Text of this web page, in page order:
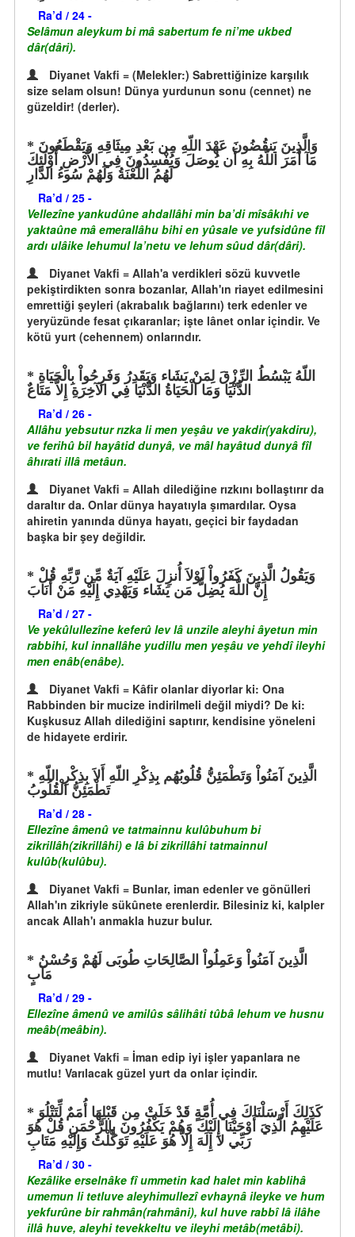
Ra’d / 24 -
Selâmun aleykum bi mâ sabertum fe ni’me ukbed
dâr(dâri).
Diyanet Vakfi = (Melekler:) Sabrettiğinize karşılık
size selam olsun! Dünya yurdunun sonu (cennet) ne
güzeldir! (derler).
مَآ أَمَرَ اللّهُ بِهِ أَن يُوصَلَ وَيُفْسِدُونَ فِي الأَرْضِ أُوْلَئِكَ
لَهُمُ اللَّعْنَةُ وَلَهُمْ سُوءُ الدَّارِ
Ra’d / 25 -
Vellezîne yankudûne ahdallâhi min ba’di mîsâkıhi ve
yaktaûne mâ emerallâhu bihi en yûsale ve yufsidûne fîl
ardı ulâike lehumul la’netu ve lehum sûud dâr(dâri).
Diyanet Vakfi = Allah'a verdikleri sözü kuvvetle
pekiştirdikten sonra bozanlar, Allah'ın riayet edilmesini
emrettiği şeyleri (akrabalık bağlarını) terk edenler ve
yeryüzünde fesat çıkaranlar; işte lânet onlar içindir. Ve
kötü yurt (cehennem) onlarındır.
الدُّنْيَا وَمَا الْحَيَاةُ الدُّنْيَا فِي الآخِرَةِ إِلاَّ مَتَاعٌ
Ra’d / 26 -
Allâhu yebsutur rızka li men yeşâu ve yakdir(yakdiru),
ve ferihû bil hayâtid dunyâ, ve mâl hayâtud dunyâ fîl
âhırati illâ metâun.
Diyanet Vakfi = Allah dilediğine rızkını bollaştırır da
daraltır da. Onlar dünya hayatıyla şımardılar. Oysa
ahiretin yanında dünya hayatı, geçici bir faydadan
başka bir şey değildir.
إِنَّ اللّهَ يُضِلُّ مَن يَشَاء وَيَهْدِي إِلَيْهِ مَنْ أَنَابَ
Ra’d / 27 -
Ve yekûlullezîne keferû lev lâ unzile aleyhi âyetun min
rabbihi, kul innallâhe yudillu men yeşâu ve yehdî ileyhi
men enâb(enâbe).
Diyanet Vakfi = Kâfir olanlar diyorlar ki: Ona
Rabbinden bir mucize indirilmeli değil miydi? De ki:
Kuşkusuz Allah dilediğini saptırır, kendisine yöneleni
de hidayete erdirir.
تَطْمَئِنُّ الْقُلُوبُ
Ra’d / 28 -
Ellezîne âmenû ve tatmainnu kulûbuhum bi
zikrillâh(zikrillâhi) e lâ bi zikrillâhi tatmainnul
kulûb(kulûbu).
Diyanet Vakfi = Bunlar, iman edenler ve gönülleri
Allah'ın zikriyle sükûnete erenlerdir. Bilesiniz ki, kalpler
ancak Allah'ı anmakla huzur bulur.
مَآبٍ
Ra’d / 29 -
Ellezîne âmenû ve amilûs sâlihâti tûbâ lehum ve husnu
meâb(meâbin).
Diyanet Vakfi = İman edip iyi işler yapanlara ne
mutlu! Varılacak güzel yurt da onlar içindir.
عَلَيْهِمُ الَّذِيَ أَوْحَيْنَا إِلَيْكَ وَهُمْ يَكْفُرُونَ بِالرَّحْمَنِ قُلْ هُوَ
رَبِّي لا إِلَهَ إِلاَّ هُوَ عَلَيْهِ تَوَكَّلْتُ وَإِلَيْهِ مَتَابِ
Ra’d / 30 -
Kezâlike erselnâke fî ummetin kad halet min kablihâ
umemun li tetluve aleyhimullezî evhaynâ ileyke ve hum
yekfurûne bir rahmân(rahmâni), kul huve rabbî lâ ilâhe
illâ huve, aleyhi tevekkeltu ve ileyhi metâb(metâbi).